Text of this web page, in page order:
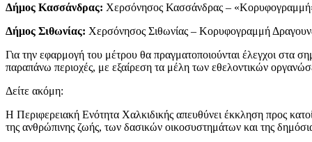
Δήμος Κασσάνδρας: Χερσόνησος Κασσάνδρας –
Δήμος Σιθωνίας: Χερσόνησος Σιθωνίας – Κορυφογραμμή
Για την εφαρμογή του μέτρου θα πραγματοποιούνται έλεγχοι στα
παραπάνω περιοχές, με εξαίρεση τα μέλη των εθελοντικών
Δείτε ακόμη:
Η Περιφερειακή Ενότητα Χαλκιδικής απευθύνει έκκληση προς
της ανθρώπινης ζωής, των δασικών οικοσυστημάτων και της